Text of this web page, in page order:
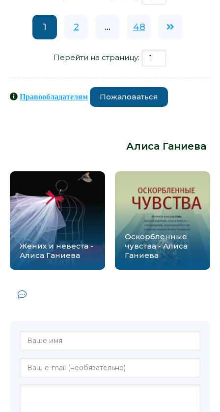
1 2 ... 48
Перейти на страницу:
Правообладателям Пожаловаться
Алиса Ганиева
Жених и невеста -
Алиса Ганиева
Оскорбленные
чувства - Алиса
Ганиева